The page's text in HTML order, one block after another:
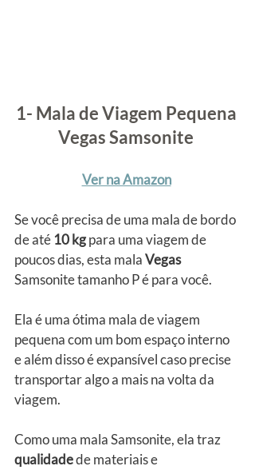
1- Mala de Viagem Pequena
Vegas Samsonite
Ver na Amazon
Se você precisa de uma mala de bordo
de até 10 kg para uma viagem de
poucos dias, esta mala Vegas
Samsonite tamanho P é para você.
Ela é uma ótima mala de viagem
pequena com um bom espaço interno
e além disso é expansível caso precise
transportar algo a mais na volta da
viagem.
Como uma mala Samsonite, ela traz
qualidade de materiais e